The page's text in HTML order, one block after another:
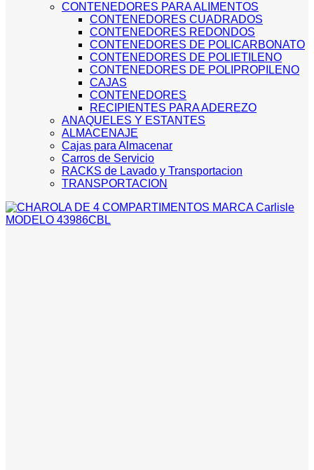
CONTENEDORES PARA ALIMENTOS
CONTENEDORES CUADRADOS
CONTENEDORES REDONDOS
CONTENEDORES DE POLICARBONATO
CONTENEDORES DE POLIETILENO
CONTENEDORES DE POLIPROPILENO
CAJAS
CONTENEDORES
RECIPIENTES PARA ADEREZO
ANAQUELES Y ESTANTES
ALMACENAJE
Cajas para Almacenar
Carros de Servicio
RACKS de Lavado y Transportacion
TRANSPORTACION